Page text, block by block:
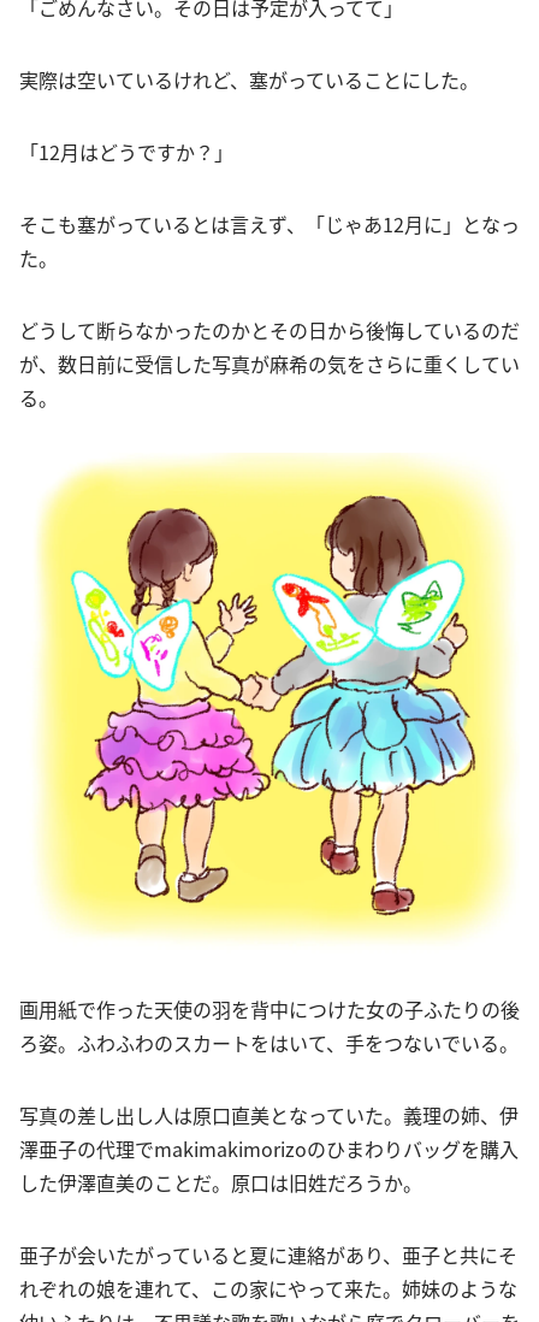
「ごめんなさい。その日は予定が入ってて」
実際は空いているけれど、塞がっていることにした。
「12月はどうですか？」
そこも塞がっているとは言えず、「じゃあ12月に」となっ
た。
どうして断らなかったのかとその日から後悔しているのだ
が、数日前に受信した写真が麻希の気をさらに重くしてい
る。
画用紙で作った天使の羽を背中につけた女の子ふたりの後
ろ姿。ふわふわのスカートをはいて、手をつないでいる。
写真の差し出し人は原口直美となっていた。義理の姉、伊
澤亜子の代理でmakimakimorizoのひまわりバッグを購入
した伊澤直美のことだ。原口は旧姓だろうか。
亜子が会いたがっていると夏に連絡があり、亜子と共にそ
れぞれの娘を連れて、この家にやって来た。姉妹のような